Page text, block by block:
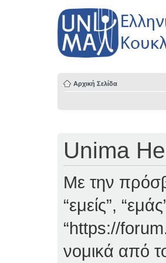
Αρχική Σελίδα
Unima
Με την
“εμείς”,
“https://
νομικά από